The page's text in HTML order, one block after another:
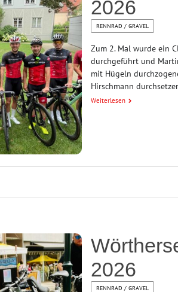
2026
RENNRAD / GRAVEL
Zum 2. Mal wurde ein
durchgeführt und
mit Hügeln
Hirschmann
Weiterlesen
2026
RENNRAD / GRAVEL